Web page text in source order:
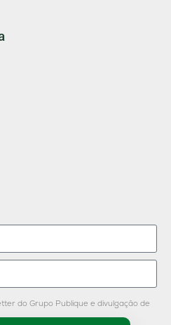
do Grupo Publique e divulgação de